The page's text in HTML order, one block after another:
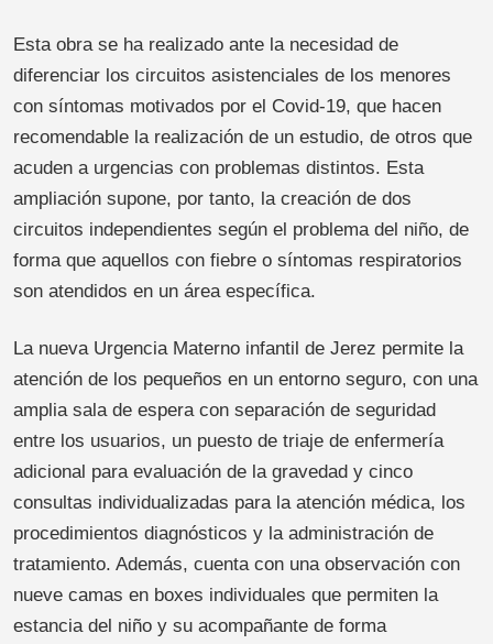
Esta obra se ha realizado ante la necesidad de
diferenciar los circuitos asistenciales de los menores
con síntomas motivados por el Covid-19, que hacen
recomendable la realización de un estudio, de otros que
acuden a urgencias con problemas distintos. Esta
ampliación supone, por tanto, la creación de dos
circuitos independientes según el problema del niño, de
forma que aquellos con fiebre o síntomas respiratorios
son atendidos en un área específica.
La nueva Urgencia Materno infantil de Jerez permite la
atención de los pequeños en un entorno seguro, con una
amplia sala de espera con separación de seguridad
entre los usuarios, un puesto de triaje de enfermería
adicional para evaluación de la gravedad y cinco
consultas individualizadas para la atención médica, los
procedimientos diagnósticos y la administración de
tratamiento. Además, cuenta con una observación con
nueve camas en boxes individuales que permiten la
estancia del niño y su acompañante de forma